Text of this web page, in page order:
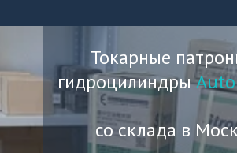
Токарные
гидроцилиндры
со склада в